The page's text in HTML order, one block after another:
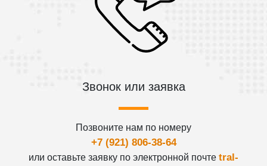
Звонок или заявка
Позвоните нам по номеру
+7 (921) 806-38-64
или оставьте заявку по электронной почте tral-